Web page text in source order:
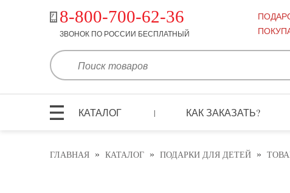
8-800-700-62-36
ЗВОНОК ПО РОССИИ БЕСПЛАТНЫЙ
КАТАЛОГ | КАК ЗАКАЗАТЬ?
ГЛАВНАЯ » КАТАЛОГ » ПОДАРКИ ДЛЯ ДЕТЕЙ »